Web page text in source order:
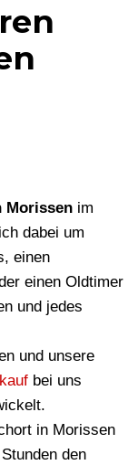
Morissen im
dabei um
einen
einen Oldtimer
und jedes
und unsere
bei uns
in Morissen
den